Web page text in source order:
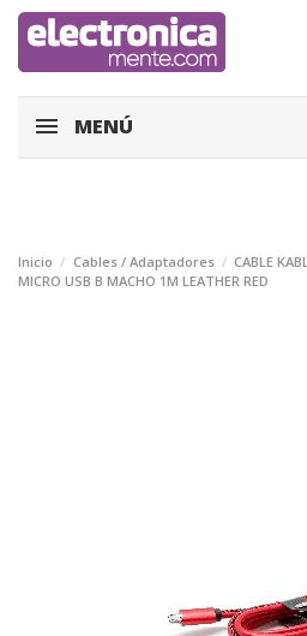
MENÚ
Inicio Cables / Adaptadores
CABLE
MICRO USB B MACHO 1M LEATHER RED